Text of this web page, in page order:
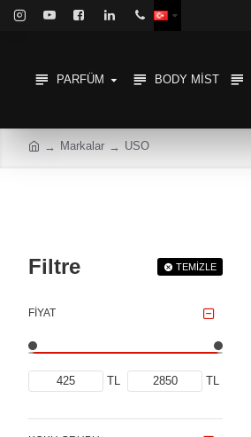
PARFÜM BODY MIST
Markalar USO
Filtre TEMIZLE
FIYAT
TL TL